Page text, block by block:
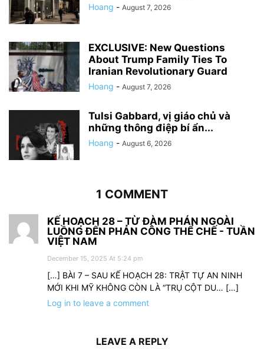
Hoang - August 7, 2026
EXCLUSIVE: New Questions
About Trump Family Ties To
Iranian Revolutionary Guard
Hoang - August 7, 2026
Tulsi Gabbard, vị giáo chủ và
những thông điệp bí ẩn...
Hoang - August 6, 2026
1 COMMENT
KẾ HOẠCH 28 – TỪ ĐÀM PHÁN NGOÀI
LUỒNG ĐẾN PHẢN CÔNG THỂ CHẾ - TUẦN
VIỆT NAM
December 15, 2025 At 5:24 pm
[…] BÀI 7 – SAU KẾ HOẠCH 28: TRẬT TỰ AN NINH
MỚI KHI MỸ KHÔNG CÒN LÀ “TRỤ CỘT DU… […]
Log in to leave a comment
LEAVE A REPLY